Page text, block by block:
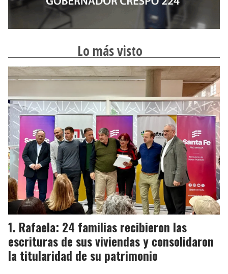
Lo más visto
Rafaela: 24 familias recibieron las
escrituras de sus viviendas y consolidaron
la titularidad de su patrimonio